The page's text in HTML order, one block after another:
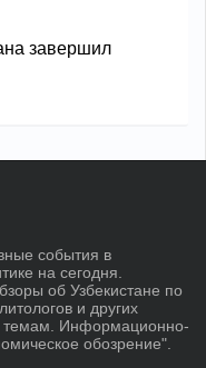
завершил
события в
на сегодня.
об Узбекистане по
и других
темам. Информационно-
обозрение".